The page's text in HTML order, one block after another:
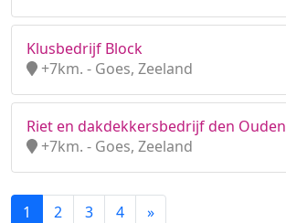
Klusbedrijf Block
+7km. - Goes, Zeeland
Riet en dakdekkersbedrijf den Ouden
+7km. - Goes, Zeeland
1 2 3 4 »